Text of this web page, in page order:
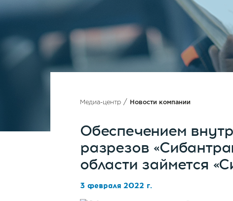
Медиа-центр / Новости компании
Обеспечением
разрезов
области займется
3 февраля 2022 г.